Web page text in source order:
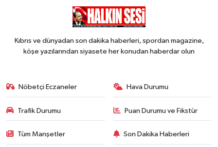
Kıbrıs ve dünyadan son dakika haberleri, spordan magazine,
köşe yazılarından siyasete her konudan haberdar olun
Nöbetçi Eczaneler Hava Durumu
Trafik Durumu Puan Durumu ve Fikstür
Tüm Manşetler Son Dakika Haberleri